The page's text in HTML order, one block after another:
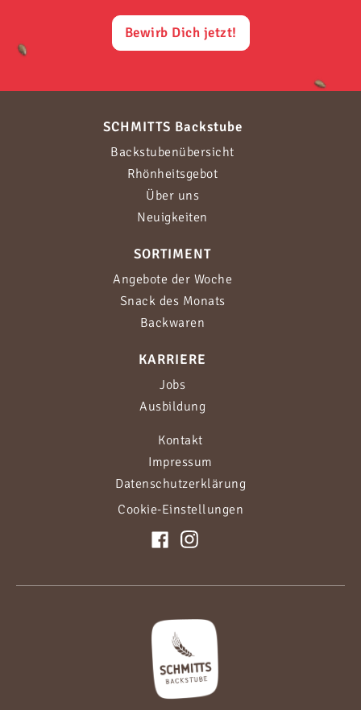
Bewirb Dich jetzt!
SCHMITTS Backstube
Backstubenübersicht
Rhönheitsgebot
Über uns
Neuigkeiten
SORTIMENT
Angebote der Woche
Snack des Monats
Backwaren
KARRIERE
Jobs
Ausbildung
Kontakt
Impressum
Datenschutzerklärung
Cookie-Einstellungen